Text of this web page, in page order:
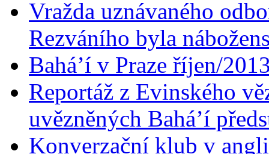
Vražda uznávaného
Rezváního byla
Bahá’í v Praze říjen/
Reportáž z Evinského
uvězněných Bahá’í
Konverzační klub v